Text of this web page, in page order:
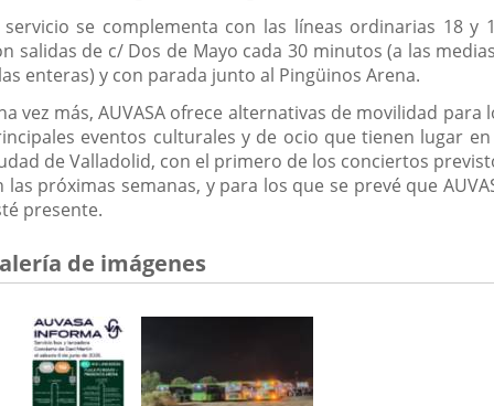
servicio se complementa con las líneas ordinarias 18 y
salidas de c/ Dos de Mayo cada 30 minutos (a las
enteras) y con parada junto al Pingüinos Arena.
vez más, AUVASA ofrece alternativas de movilidad para
eventos culturales y de ocio que tienen lugar
de Valladolid, con el primero de los conciertos
las próximas semanas, y para los que se prevé que
presente.
de imágenes